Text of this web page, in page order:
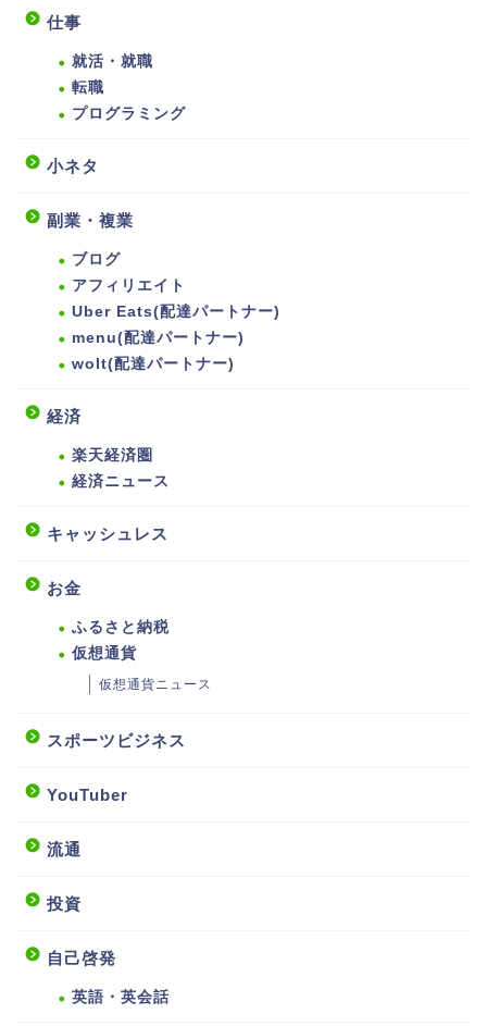
仕事
就活・就職
転職
プログラミング
小ネタ
副業・複業
ブログ
アフィリエイト
Uber Eats(配達パートナー)
menu(配達パートナー)
wolt(配達パートナー)
経済
楽天経済圏
経済ニュース
キャッシュレス
お金
ふるさと納税
仮想通貨
仮想通貨ニュース
スポーツビジネス
YouTuber
流通
投資
自己啓発
英語・英会話